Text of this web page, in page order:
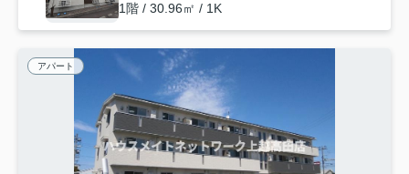
1階 / 30.96㎡ / 1K
アパート